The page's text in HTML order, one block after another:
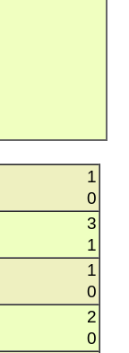
1
0
3
1
1
0
2
0